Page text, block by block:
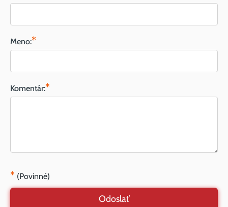
Meno:*
Komentár:*
* (Povinné)
Odoslať